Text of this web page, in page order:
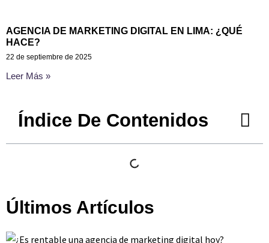
AGENCIA DE MARKETING DIGITAL EN LIMA: ¿QUÉ
HACE?
22 de septiembre de 2025
Leer Más »
Índice De Contenidos
Últimos Artículos